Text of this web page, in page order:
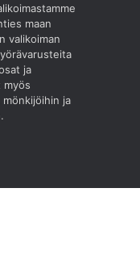
maan
valikoiman
ja
myös
mönkijöihin ja